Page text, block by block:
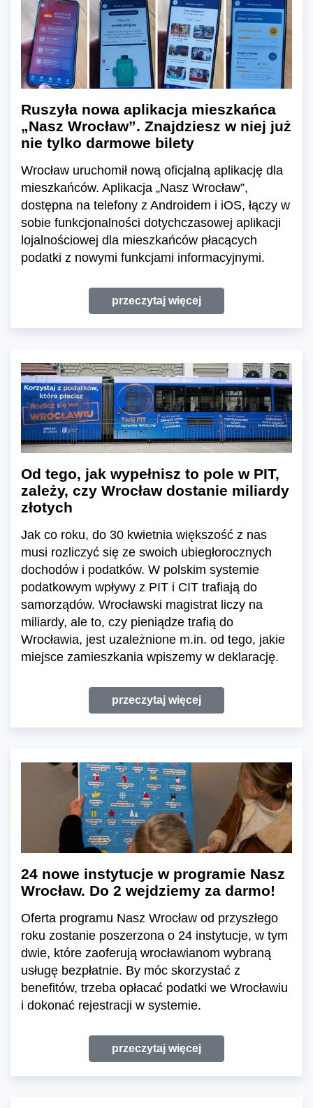
Ruszyła nowa aplikacja mieszkańca
„Nasz Wrocław”. Znajdziesz w niej już
nie tylko darmowe bilety
Wrocław uruchomił nową oficjalną aplikację dla
mieszkańców. Aplikacja „Nasz Wrocław”,
dostępna na telefony z Androidem i iOS, łączy w
sobie funkcjonalności dotychczasowej aplikacji
lojalnościowej dla mieszkańców płacących
podatki z nowymi funkcjami informacyjnymi.
przeczytaj więcej
Od tego, jak wypełnisz to pole w PIT,
zależy, czy Wrocław dostanie miliardy
złotych
Jak co roku, do 30 kwietnia większość z nas
musi rozliczyć się ze swoich ubiegłorocznych
dochodów i podatków. W polskim systemie
podatkowym wpływy z PIT i CIT trafiają do
samorządów. Wrocławski magistrat liczy na
miliardy, ale to, czy pieniądze trafią do
Wrocławia, jest uzależnione m.in. od tego, jakie
miejsce zamieszkania wpiszemy w deklarację.
przeczytaj więcej
24 nowe instytucje w programie Nasz
Wrocław. Do 2 wejdziemy za darmo!
Oferta programu Nasz Wrocław od przyszłego
roku zostanie poszerzona o 24 instytucje, w tym
dwie, które zaoferują wrocławianom wybraną
usługę bezpłatnie. By móc skorzystać z
benefitów, trzeba opłacać podatki we Wrocławiu
i dokonać rejestracji w systemie.
przeczytaj więcej